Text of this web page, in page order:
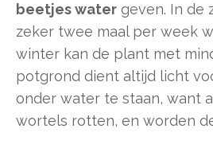
beetjes water geven. In de
zeker twee maal per week
winter kan de plant met
potgrond dient altijd licht
onder water te staan, want
wortels rotten, en worden